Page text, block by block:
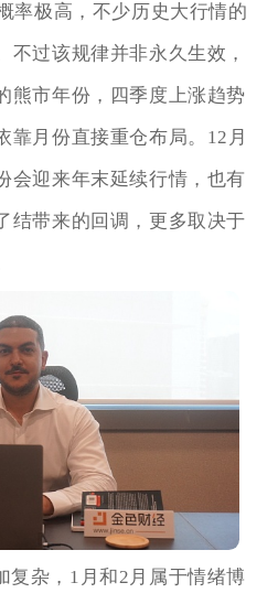
率极高，不少历史大行情的
不过该规律并非永久生效，
熊市年份，四季度上涨趋势
靠月份直接重仓布局。12月
会迎来年末延续行情，也有
结带来的回调，更多取决于
复杂，1月和2月属于情绪博